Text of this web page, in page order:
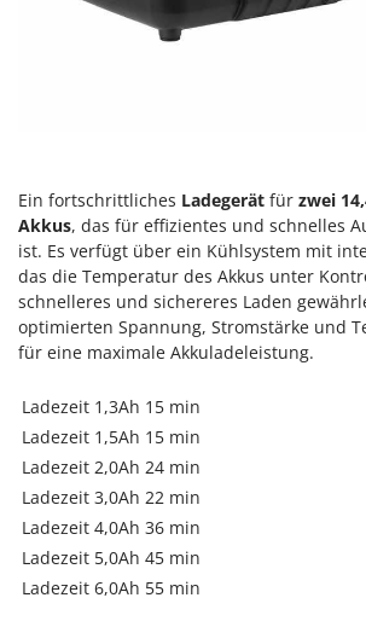
Flockenquetschen
Furchenzieher für Traktoren
Gebläsespritzen für Traktoren
Gerätehäuser
Getreidemühlen
Grabenfräsen
Grubber - Tiefenlockerer
H
Häcksler
Handsägen auf Verlängerung
Heckcontainer für Traktoren
Heckenscheren
Heißluftfritteusen
Bosch
Calory Forni
Campagnola
Campingaz
Castelgarden
Castellari
Char-Broil
Classe
Clementi
Cofra
Comet
Cresco
Ein fortschrittliches Ladegerät für zwei
Akkus, das für effizientes und schnelles
ist. Es verfügt über ein Kühlsystem mit
das die Temperatur des Akkus unter
schnelleres und sichereres Laden
optimierten Spannung, Stromstärke und
für eine maximale Akkuladeleistung.
Ladezeit 1,3Ah 15 min
Ladezeit 1,5Ah 15 min
Ladezeit 2,0Ah 24 min
Ladezeit 3,0Ah 22 min
Ladezeit 4,0Ah 36 min
Ladezeit 5,0Ah 45 min
Ladezeit 6,0Ah 55 min